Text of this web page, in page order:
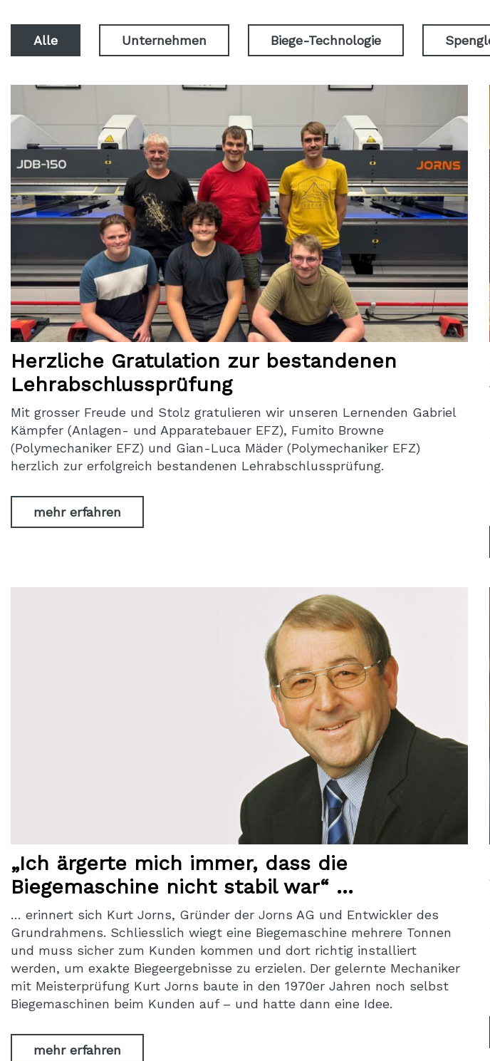
Alle Unternehmen Biege-Technologie
Herzliche Gratulation zur bestandenen
Lehrabschlussprüfung
Mit grosser Freude und Stolz gratulieren wir unseren Lernenden Gabriel
Kämpfer (Anlagen- und Apparatebauer EFZ), Fumito Browne
(Polymechaniker EFZ) und Gian-Luca Mäder (Polymechaniker EFZ)
herzlich zur erfolgreich bestandenen Lehrabschlussprüfung.
mehr erfahren
„Ich ärgerte mich immer, dass die
Biegemaschine nicht stabil war“ …
… erinnert sich Kurt Jorns, Gründer der Jorns AG und Entwickler des
Grundrahmens. Schliesslich wiegt eine Biegemaschine mehrere Tonnen
und muss sicher zum Kunden kommen und dort richtig installiert
werden, um exakte Biegeergebnisse zu erzielen. Der gelernte Mechaniker
mit Meisterprüfung Kurt Jorns baute in den 1970er Jahren noch selbst
Biegemaschinen beim Kunden auf – und hatte dann eine Idee.
mehr erfahren